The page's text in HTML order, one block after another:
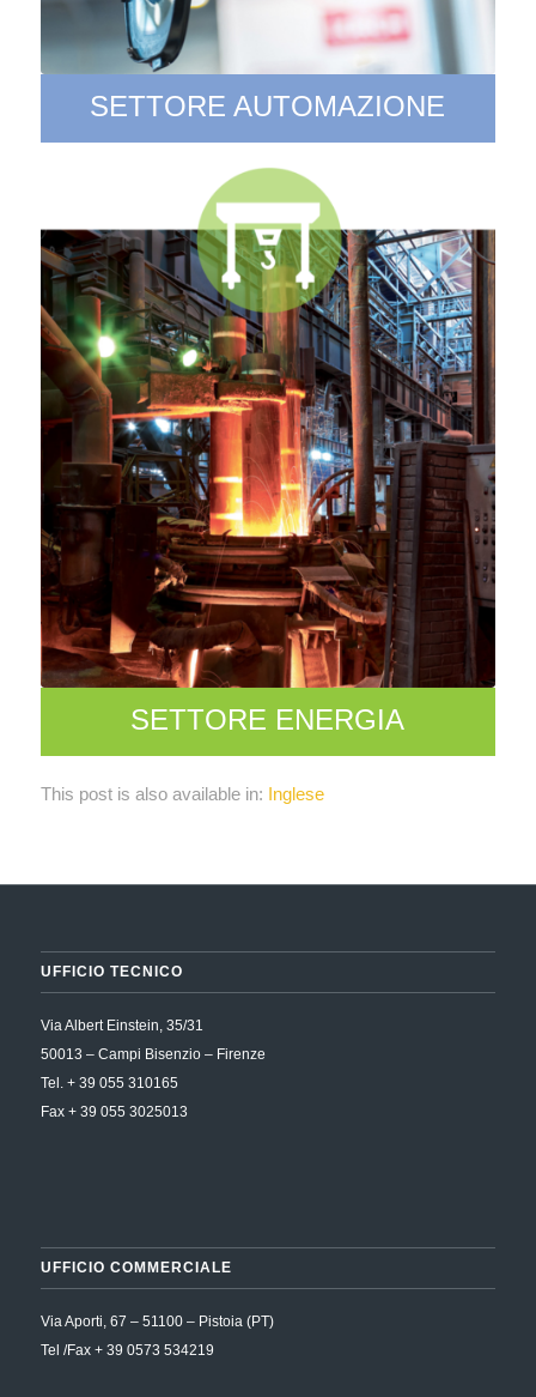
SETTORE AUTOMAZIONE
SETTORE ENERGIA
This post is also available in: Inglese
UFFICIO TECNICO
Via Albert Einstein, 35/31
50013 – Campi Bisenzio – Firenze
Tel. + 39 055 310165
Fax + 39 055 3025013
UFFICIO COMMERCIALE
Via Aporti, 67 – 51100 – Pistoia (PT)
Tel /Fax + 39 0573 534219